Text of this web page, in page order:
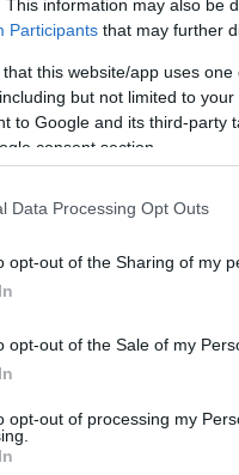
This information may also be
Participants that may further
that this website/app uses
but not limited to
to Google and its third-party
consent section.
Data Processing Opt Outs
opt-out of the Sharing of my
opt-out of the Sale of my
opt-out of processing my